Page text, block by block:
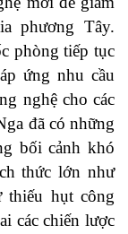
phương Tây.
phòng tiếp tục
ứng nhu cầu
nghệ cho các
đã có những
bối cảnh khó
thức lớn như
thiếu hụt công
các chiến lược